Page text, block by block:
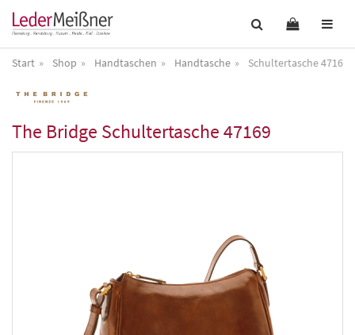
Start Shop Handtaschen Handtasche Schultertasche 47169
The Bridge Schultertasche 47169